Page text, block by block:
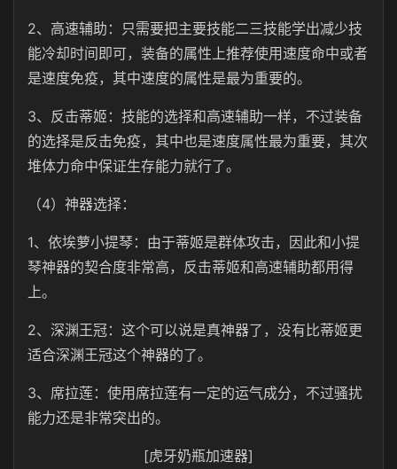
2、高速辅助：只需要把主要技能二三技能学出减少技
能冷却时间即可，装备的属性上推荐使用速度命中或者
是速度免疫，其中速度的属性是最为重要的。
3、反击蒂姬：技能的选择和高速辅助一样，不过装备
的选择是反击免疫，其中也是速度属性最为重要，其次
堆体力命中保证生存能力就行了。
（4）神器选择：
1、依埃萝小提琴：由于蒂姬是群体攻击，因此和小提
琴神器的契合度非常高，反击蒂姬和高速辅助都用得
上。
2、深渊王冠：这个可以说是真神器了，没有比蒂姬更
适合深渊王冠这个神器的了。
3、席拉莲：使用席拉莲有一定的运气成分，不过骚扰
能力还是非常突出的。
[虎牙奶瓶加速器]